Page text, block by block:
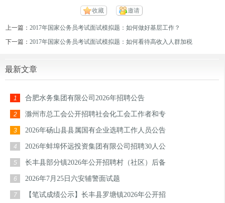
收藏 邀请
上一篇：2017年国家公务员考试面试模拟题：如何做好基层工作？
下一篇：2017年国家公务员考试面试模拟题：如何看待高收入人群加税
最新文章
1 合肥水务集团有限公司2026年招聘公告
2 滁州市总工会公开招聘社会化工会工作者和专
3 2026年砀山县县属国有企业选聘工作人员公告
4 2026年蚌埠怀远投资集团有限公司招聘30人公
5 长丰县部分镇2026年公开招聘村（社区）后备
6 2026年7月25日六安辅警面试题
7 【笔试成绩公示】长丰县罗塘镇2026年公开招